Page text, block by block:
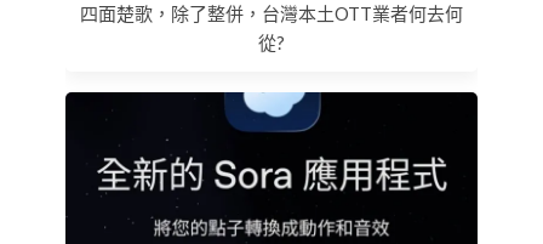
四面楚歌，除了整併，台灣本土OTT業者何去何
從?